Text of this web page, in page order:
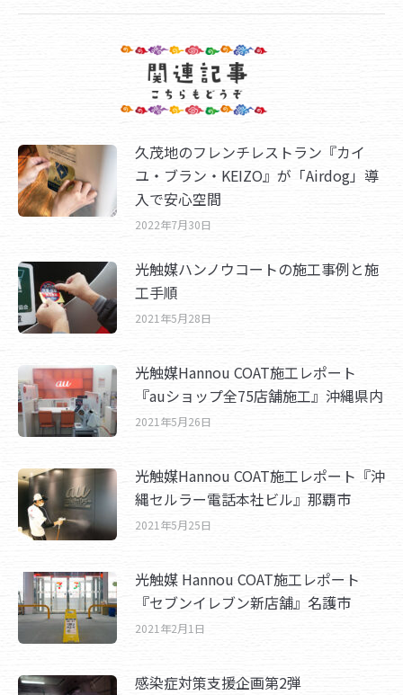
久茂地のフレンチレストラン『カイ
ユ・ブラン・KEIZO』が「Airdog」導
入で安心空間
2022年7月30日
光触媒ハンノウコートの施工事例と施
工手順
2021年5月28日
光触媒Hannou COAT施工レポート
『auショップ全75店舗施工』沖縄県内
2021年5月26日
光触媒Hannou COAT施工レポート『沖
縄セルラー電話本社ビル』那覇市
2021年5月25日
光触媒 Hannou COAT施工レポート
『セブンイレブン新店舗』名護市
2021年2月1日
感染症対策支援企画第2弾